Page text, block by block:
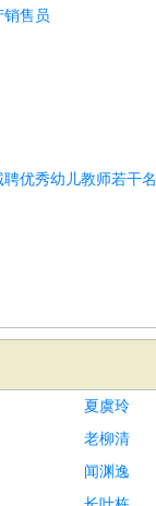
销售员
优秀幼儿教师若干名
夏虞玲
老柳清
闻渊逸